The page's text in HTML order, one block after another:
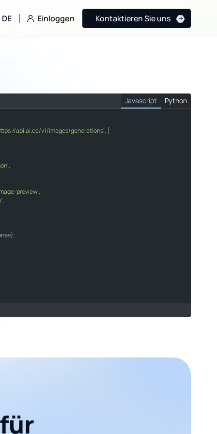
DE Einloggen Kontaktieren Sie uns
Javascript Python
api.ai.cc/v1/images/generations', {
,
preview',
,
json"
Banana Pro)"